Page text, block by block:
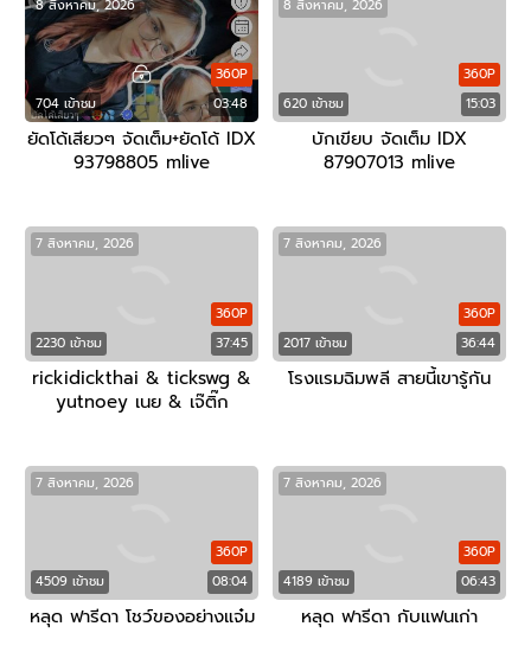
704 เข้าชม 03:48
360P
8 สิงหาคม, 2026
ยัดโด้เสียวๆ จัดเต็ม+ยัดโด้ IDX
93798805 mlive
620 เข้าชม 15:03
360P
8 สิงหาคม, 2026
บักเขียบ จัดเต็ม IDX
87907013 mlive
2230 เข้าชม 37:45
360P
7 สิงหาคม, 2026
rickidickthai & tickswg &
yutnoey เนย & เจ๊ติ๊ก
2017 เข้าชม 36:44
360P
7 สิงหาคม, 2026
โรงแรมฉิมพลี สายนี้เขารู้กัน
4509 เข้าชม 08:04
360P
7 สิงหาคม, 2026
หลุด ฟารีดา โชว์ของอย่างแจ๋ม
4189 เข้าชม 06:43
360P
7 สิงหาคม, 2026
หลุด ฟารีดา กับแฟนเก่า